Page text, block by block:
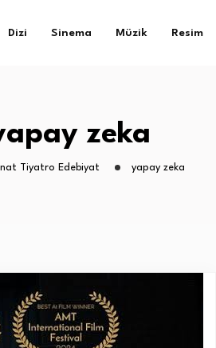
Dizi Sinema Müzik Resim
zeka
Tiyatro Edebiyat yapay zeka